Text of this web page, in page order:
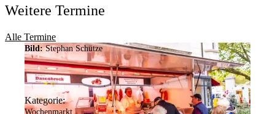
Weitere Termine
Alle Termine
Bild: Stephan Schütze
Kategorie:
Wochenmarkt